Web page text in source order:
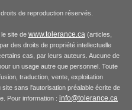
de reproduction réservés.
site de www.tolerance.ca (articles,
des droits de propriété intellectuelle
cas, par leurs auteurs. Aucune de
un usage autre que personnel. Toute
traduction, vente, exploitation
sans l'autorisation préalable écrite de
Pour information : info@tolerance.ca